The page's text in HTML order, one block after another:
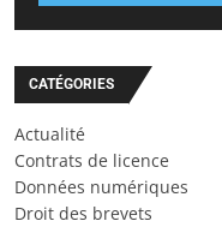
CATÉGORIES
Actualité
Contrats de licence
Données numériques
Droit des brevets